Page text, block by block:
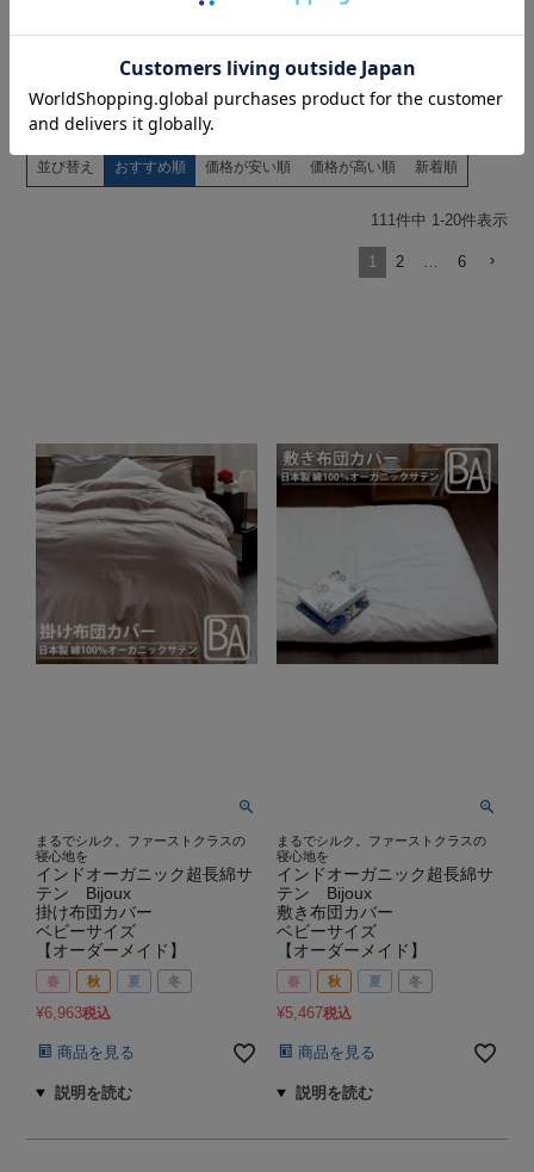
15 件中 1-15件表示
並び替え おすすめ順 価格が安い順 価格が高い順 新着順
111件中 1-20件表示
1 2 6
まるでシルク。ファーストクラスの
寝心地を
インドオーガニック超長綿サ
テン Bijoux
掛け布団カバー
ベビーサイズ
【オーダーメイド】
春 秋 夏 冬
¥6,963税込
商品を見る
まるでシルク。ファーストクラスの
寝心地を
インドオーガニック超長綿サ
テン Bijoux
敷き布団カバー
ベビーサイズ
【オーダーメイド】
春 秋 夏 冬
¥5,467税込
商品を見る